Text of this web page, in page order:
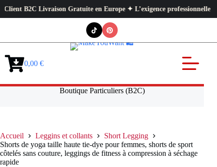
Gratuite en Europe ✦ L’exigence professionnelle au service de
Panier0,00 €
Boutique Particuliers (B2C)
Accueil Leggins et collants
Short Legging
Shorts de yoga taille haute tie-dye pour femmes, shorts de sport
côtelés sans couture, leggings de fitness à compression à séchage
rapide